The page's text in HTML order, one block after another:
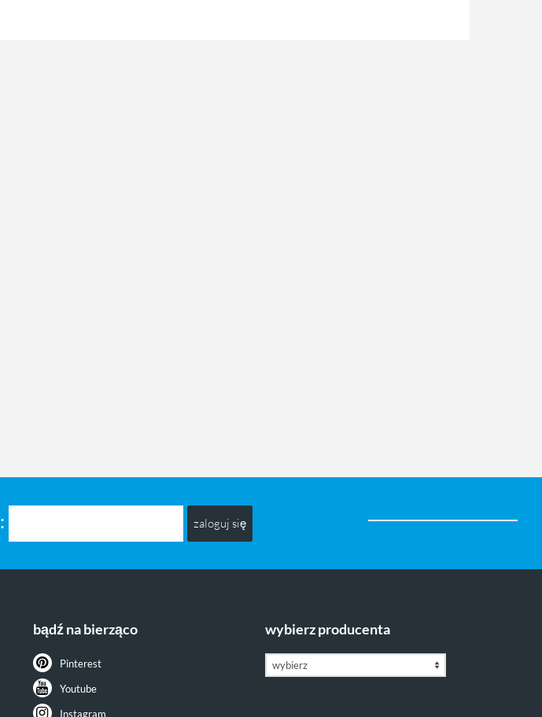
: zaloguj się
bądź na bierząco
Pinterest
Youtube
Instagram
wybierz producenta